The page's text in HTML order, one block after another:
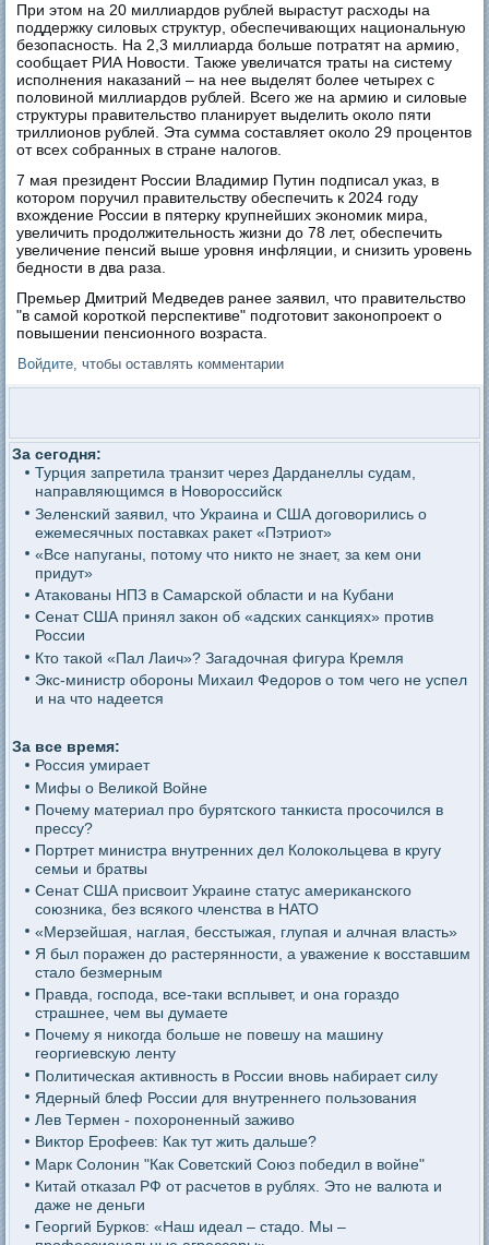
При этом на 20 миллиардов рублей вырастут расходы на
поддержку силовых структур, обеспечивающих национальную
безопасность. На 2,3 миллиарда больше потратят на армию,
сообщает РИА Новости. Также увеличатся траты на систему
исполнения наказаний – на нее выделят более четырех с
половиной миллиардов рублей. Всего же на армию и силовые
структуры правительство планирует выделить около пяти
триллионов рублей. Эта сумма составляет около 29 процентов
от всех собранных в стране налогов.
7 мая президент России Владимир Путин подписал указ, в
котором поручил правительству обеспечить к 2024 году
вхождение России в пятерку крупнейших экономик мира,
увеличить продолжительность жизни до 78 лет, обеспечить
увеличение пенсий выше уровня инфляции, и снизить уровень
бедности в два раза.
Премьер Дмитрий Медведев ранее заявил, что правительство
"в самой короткой перспективе" подготовит законопроект о
повышении пенсионного возраста.
Войдите, чтобы оставлять комментарии
За сегодня:
Турция запретила транзит через Дарданеллы судам,
направляющимся в Новороссийск
Зеленский заявил, что Украина и США договорились о
ежемесячных поставках ракет «Пэтриот»
«Все напуганы, потому что никто не знает, за кем они
придут»
Атакованы НПЗ в Самарской области и на Кубани
Сенат США принял закон об «адских санкциях» против
России
Кто такой «Пал Лаич»? Загадочная фигура Кремля
Экс-министр обороны Михаил Федоров о том чего не успел
и на что надеется
За все время:
Россия умирает
Мифы о Великой Войне
Почему материал про бурятского танкиста просочился в
прессу?
Портрет министра внутренних дел Колокольцева в кругу
семьи и братвы
Сенат США присвоит Украине статус американского
союзника, без всякого членства в НАТО
«Мерзейшая, наглая, бесстыжая, глупая и алчная власть»
Я был поражен до растерянности, а уважение к восставшим
стало безмерным
Правда, господа, все-таки всплывет, и она гораздо
страшнее, чем вы думаете
Почему я никогда больше не повешу на машину
георгиевскую ленту
Политическая активность в России вновь набирает силу
Ядерный блеф России для внутреннего пользования
Лев Термен - похороненный заживо
Виктор Ерофеев: Как тут жить дальше?
Марк Солонин "Как Советский Союз победил в войне"
Китай отказал РФ от расчетов в рублях. Это не валюта и
даже не деньги
Георгий Бурков: «Наш идеал – стадо. Мы –